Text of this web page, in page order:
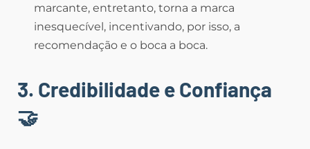
marcante, entretanto, torna a marca
inesquecível, incentivando, por isso, a
recomendação e o boca a boca.
3. Credibilidade e Confiança
🤝